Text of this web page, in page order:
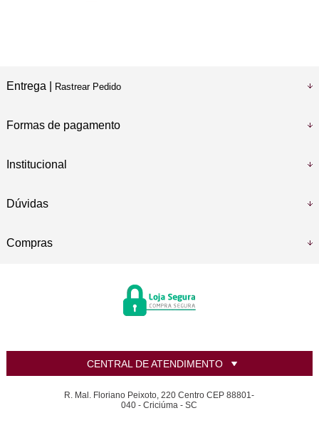
Entrega | Rastrear Pedido
Formas de pagamento
Institucional
Dúvidas
Compras
CENTRAL DE ATENDIMENTO
R. Mal. Floriano Peixoto, 220 Centro CEP 88801-
040 - Criciúma - SC